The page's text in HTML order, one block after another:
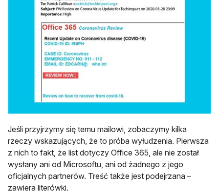
Jeśli przyjrzymy się temu mailowi, zobaczymy kilka
rzeczy wskazujących, że to próba wyłudzenia. Pierwsza
z nich to fakt, że list dotyczy Office 365, ale nie został
wysłany ani od Microsoftu, ani od żadnego z jego
oficjalnych partnerów. Treść także jest podejrzana –
zawiera literówki.